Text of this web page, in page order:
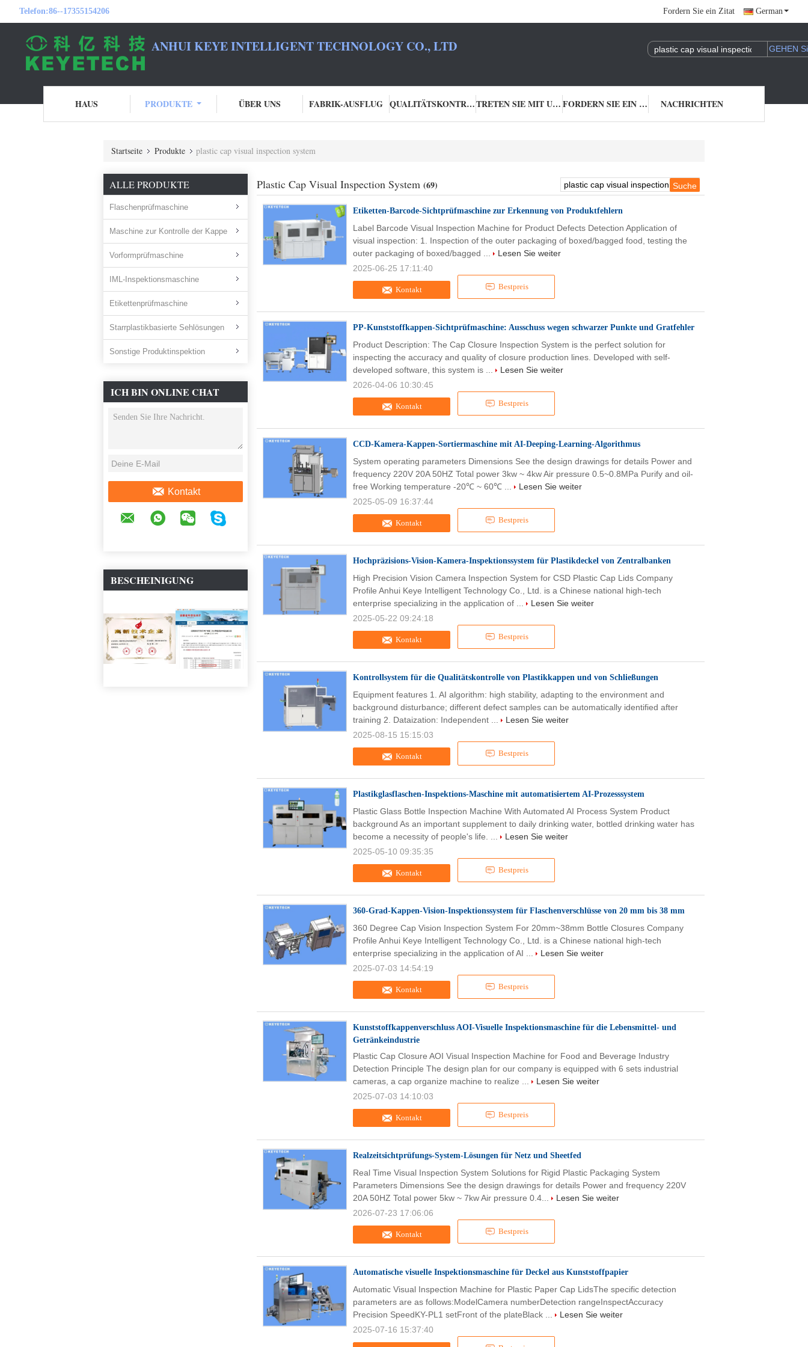
Telefon:86--17355154206 Fordern Sie ein Zitat German
ANHUI KEYE INTELLIGENT TECHNOLOGY CO., LTD
HAUS PRODUKTE ÜBER UNS FABRIK-AUSFLUG QUALITÄTSKONTROLLE TRETEN SIE MIT UNS IN VERBINDUNG FORDERN SIE EIN ZITAT NACHRICHTEN
Startseite Produkte plastic cap visual inspection system
ALLE PRODUKTE
Flaschenprüfmaschine
Maschine zur Kontrolle der Kappe
Vorformprüfmaschine
IML-Inspektionsmaschine
Etikettenprüfmaschine
Starrplastikbasierte Sehlösungen
Sonstige Produktinspektion
ICH BIN ONLINE CHAT
JETZT
Kontakt
BESCHEINIGUNG
Plastic Cap Visual Inspection System (69)
Etiketten-Barcode-Sichtprüfmaschine zur Erkennung von Produktfehlern
Kontakt Bestpreis
Label Barcode Visual Inspection Machine for Product Defects Detection Application of
visual inspection: 1. Inspection of the outer packaging of boxed/bagged food, testing the
outer packaging of boxed/bagged ...
Lesen Sie weiter
2025-06-25 17:11:40
PP-Kunststoffkappen-Sichtprüfmaschine: Ausschuss wegen schwarzer Punkte und Gratfehler
Kontakt Bestpreis
Product Description: The Cap Closure Inspection System is the perfect solution for
inspecting the accuracy and quality of closure production lines. Developed with self-
developed software, this system is ...
Lesen Sie weiter
2026-04-06 10:30:45
CCD-Kamera-Kappen-Sortiermaschine mit AI-Deeping-Learning-Algorithmus
Kontakt Bestpreis
System operating parameters Dimensions See the design drawings for details Power and
frequency 220V 20A 50HZ Total power 3kw ~ 4kw Air pressure 0.5~0.8MPa Purify and oil-
free Working temperature -20℃ ~ 60℃ ...
Lesen Sie weiter
2025-05-09 16:37:44
Hochpräzisions-Vision-Kamera-Inspektionssystem für Plastikdeckel von Zentralbanken
Kontakt Bestpreis
High Precision Vision Camera Inspection System for CSD Plastic Cap Lids Company
Profile Anhui Keye Intelligent Technology Co., Ltd. is a Chinese national high-tech
enterprise specializing in the application of ...
Lesen Sie weiter
2025-05-22 09:24:18
Kontrollsystem für die Qualitätskontrolle von Plastikkappen und von Schließungen
Kontakt Bestpreis
Equipment features 1. AI algorithm: high stability, adapting to the environment and
background disturbance; different defect samples can be automatically identified after
training 2. Dataization: Independent ...
Lesen Sie weiter
2025-08-15 15:15:03
Plastikglasflaschen-Inspektions-Maschine mit automatisiertem AI-Prozesssystem
Kontakt Bestpreis
Plastic Glass Bottle Inspection Machine With Automated AI Process System Product
background As an important supplement to daily drinking water, bottled drinking water has
become a necessity of people's life. ...
Lesen Sie weiter
2025-05-10 09:35:35
360-Grad-Kappen-Vision-Inspektionssystem für Flaschenverschlüsse von 20 mm bis 38 mm
Kontakt Bestpreis
360 Degree Cap Vision Inspection System For 20mm~38mm Bottle Closures Company
Profile Anhui Keye Intelligent Technology Co., Ltd. is a Chinese national high-tech
enterprise specializing in the application of AI ...
Lesen Sie weiter
2025-07-03 14:54:19
Kunststoffkappenverschluss AOI-Visuelle Inspektionsmaschine für die Lebensmittel- und
Getränkeindustrie
Kontakt Bestpreis
Plastic Cap Closure AOI Visual Inspection Machine for Food and Beverage Industry
Detection Principle The design plan for our company is equipped with 6 sets industrial
cameras, a cap organize machine to realize ...
Lesen Sie weiter
2025-07-03 14:10:03
Realzeitsichtprüfungs-System-Lösungen für Netz und Sheetfed
Kontakt Bestpreis
Real Time Visual Inspection System Solutions for Rigid Plastic Packaging System
Parameters Dimensions See the design drawings for details Power and frequency 220V
20A 50HZ Total power 5kw ~ 7kw Air pressure 0.4...
Lesen Sie weiter
2026-07-23 17:06:06
Automatische visuelle Inspektionsmaschine für Deckel aus Kunststoffpapier
Automatic Visual Inspection Machine for Plastic Paper Cap LidsThe specific detection
parameters are as follows:ModelCamera numberDetection rangeInspectAccuracy
Precision SpeedKY-PL1 setFront of the plateBlack ...
Lesen Sie weiter
2025-07-16 15:37:40